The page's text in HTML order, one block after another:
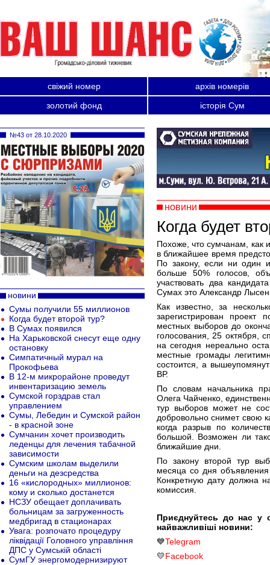
свіжий номер
архів номерів
золотий фонд
історія Сум
новини
Когда будет
Похоже, что сумчанам, как
в ближайшее время
По закону, если ни один
больше 50% голосов,
участвовать два
Сумах это Александр
Как известно, за
зарегистрирован проект
местных выборов до
голосования, 25 октября,
на сегодня нереально
местные громады
состоится, а
ВР.
По словам начальника
Олега Чайченко,
тур выборов может не
добровольно снимет свою
когда разрыв по
большой. Возможен ли
ближайшие дни.
По закону второй тур
месяца со дня объявления
Конкретную дату должна
комиссия.
Приєднуйтесь до нас у
найважливіші новини:
💙Telegram
💛Facebook
№43 от 28.10.2020
новини
Сумы получили 55 миллионов
Когда будет второй тур?
В Сумах появился
На Харьковской снесут еще одну
остановку
Cимпатичный мурал на
Прокофьева
В 12-м микрорайоне проведут
инвентаризацию земель
Сумской горздрав стал
управлением
Сумы, Лебедин и Сумской район
- в красной зоне
Сумчанин хочет производить
леденцы для лечения табачной
зависимости
Сумским школам выделили
деньги на дезсредства
16 «кислородных» миллионов:
кому и сколько достанется
НСЗУ обещает доплачивать
больницам за загруженность
медбригад в стационарах
Увага: розпочато процедуру
ліквідації Головного управління
ДПС у Сумській області
СумГУ энергомодернизируют